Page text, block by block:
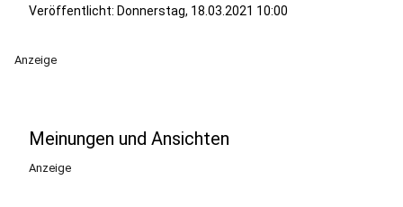
Veröffentlicht: Donnerstag, 18.03.2021 10:00
Anzeige
Meinungen und Ansichten
Anzeige